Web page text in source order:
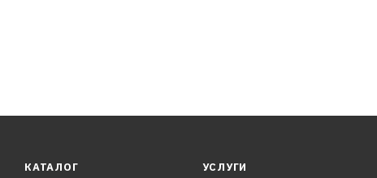
КАТАЛОГ УСЛУГИ